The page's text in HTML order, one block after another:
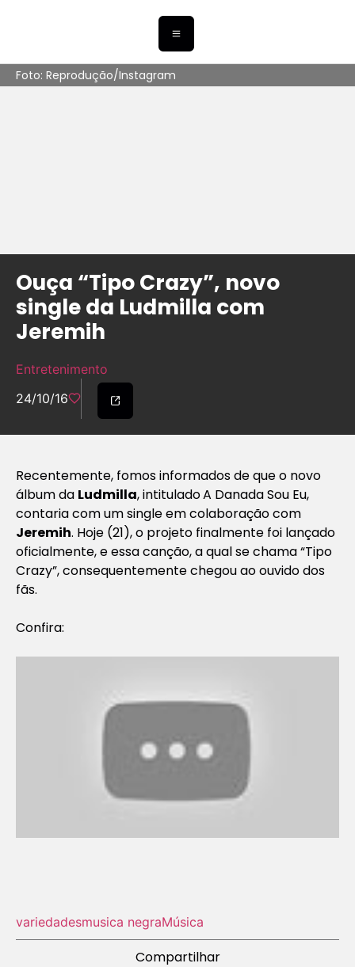
Foto: Reprodução/Instagram
Ouça “Tipo Crazy”, novo
single da Ludmilla com
Jeremih
Entretenimento
24/10/16
Recentemente, fomos informados de que o novo
álbum da Ludmilla, intituladoA Danada Sou Eu,
contaria com um single em colaboração com
Jeremih. Hoje (21), o projeto finalmente foi lançado
oficialmente, e essa canção, a qual se chama “Tipo
Crazy”, consequentemente chegou ao ouvido dos
fãs.
Confira:
variedadesmusica negraMúsica
Compartilhar